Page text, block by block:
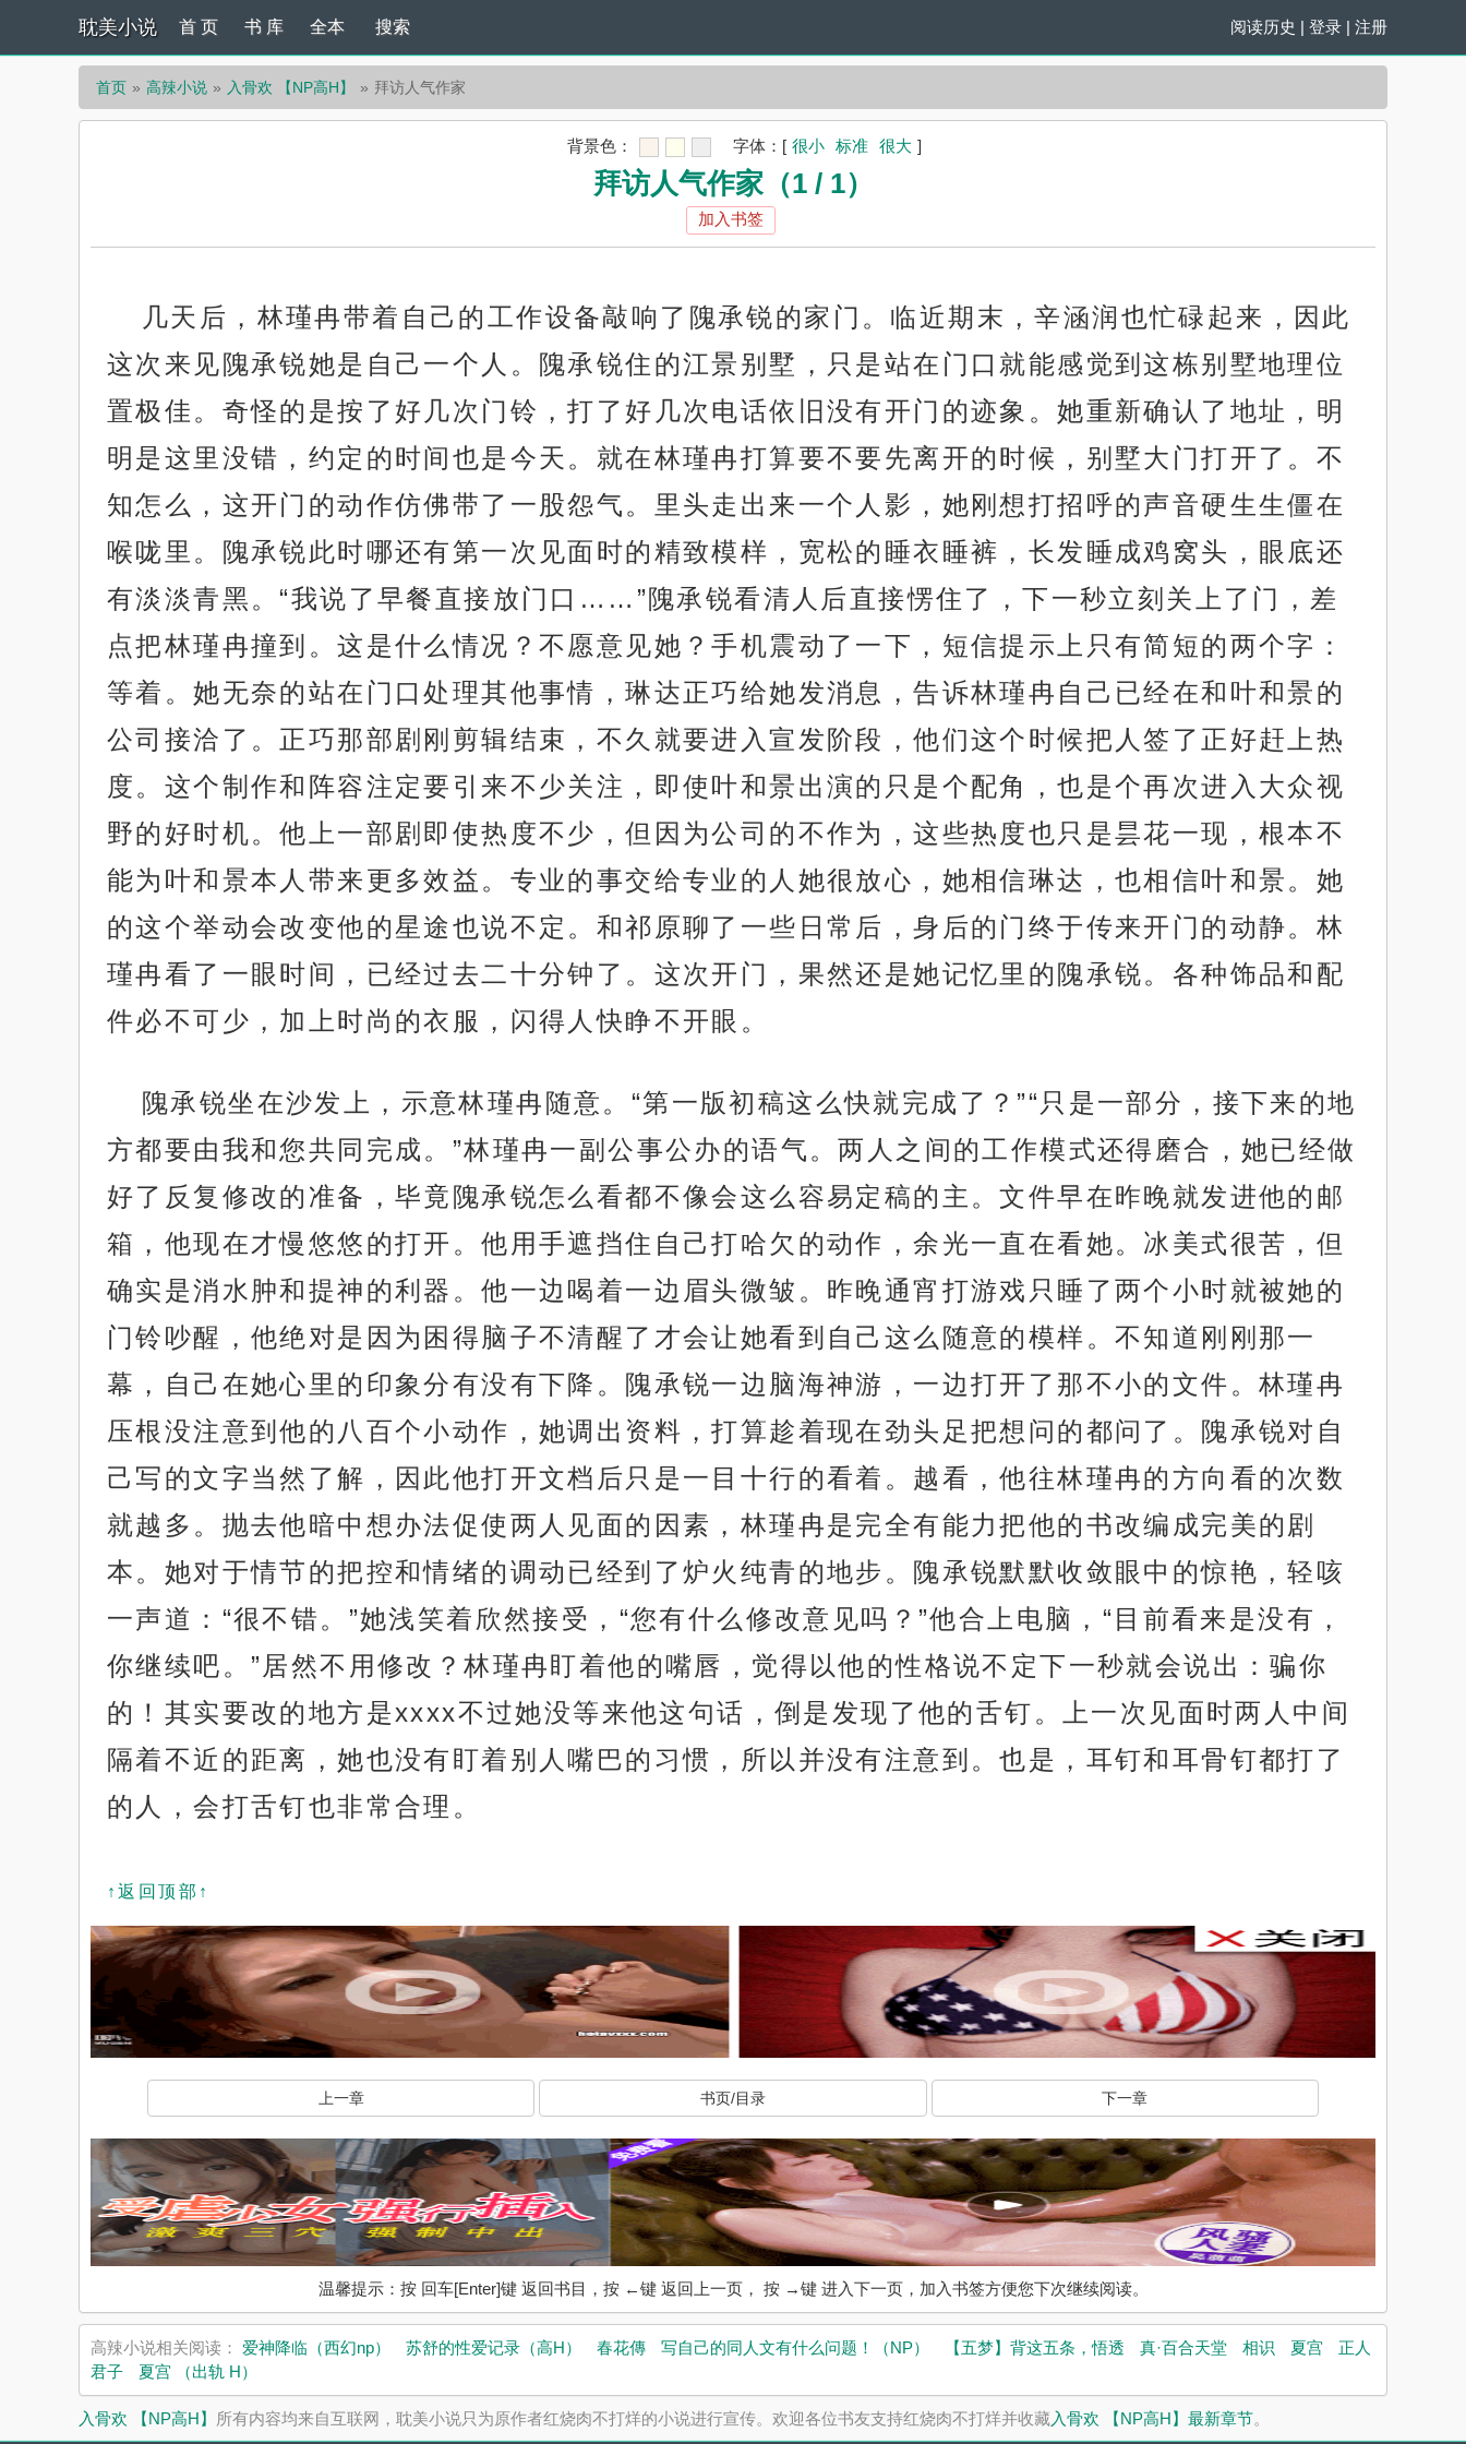
耽美小说 阅读历史 | 登录 | 注册
首 页 书 库 全本 搜索
首页 高辣小说 入骨欢 【NP高H】 拜访人气作家
背景色： 字体： [ 很小 标准 很大 ]
拜访人气作家（1 / 1）
加入书签
几天后，林瑾冉带着自己的工作设备敲响了隗承锐的家门。临近期末，辛涵润也忙碌起来，因此
这次来见隗承锐她是自己一个人。隗承锐住的江景别墅，只是站在门口就能感觉到这栋别墅地理位
置极佳。奇怪的是按了好几次门铃，打了好几次电话依旧没有开门的迹象。她重新确认了地址，明
明是这里没错，约定的时间也是今天。就在林瑾冉打算要不要先离开的时候，别墅大门打开了。不
知怎么，这开门的动作仿佛带了一股怨气。里头走出来一个人影，她刚想打招呼的声音硬生生僵在
喉咙里。隗承锐此时哪还有第一次见面时的精致模样，宽松的睡衣睡裤，长发睡成鸡窝头，眼底还
有淡淡青黑。“我说了早餐直接放门口……”隗承锐看清人后直接愣住了，下一秒立刻关上了门，差
点把林瑾冉撞到。这是什么情况？不愿意见她？手机震动了一下，短信提示上只有简短的两个字：
等着。她无奈的站在门口处理其他事情，琳达正巧给她发消息，告诉林瑾冉自己已经在和叶和景的
公司接洽了。正巧那部剧刚剪辑结束，不久就要进入宣发阶段，他们这个时候把人签了正好赶上热
度。这个制作和阵容注定要引来不少关注，即使叶和景出演的只是个配角，也是个再次进入大众视
野的好时机。他上一部剧即使热度不少，但因为公司的不作为，这些热度也只是昙花一现，根本不
能为叶和景本人带来更多效益。专业的事交给专业的人她很放心，她相信琳达，也相信叶和景。她
的这个举动会改变他的星途也说不定。和祁原聊了一些日常后，身后的门终于传来开门的动静。林
瑾冉看了一眼时间，已经过去二十分钟了。这次开门，果然还是她记忆里的隗承锐。各种饰品和配
件必不可少，加上时尚的衣服，闪得人快睁不开眼。
隗承锐坐在沙发上，示意林瑾冉随意。“第一版初稿这么快就完成了？”“只是一部分，接下来的地
方都要由我和您共同完成。”林瑾冉一副公事公办的语气。两人之间的工作模式还得磨合，她已经做
好了反复修改的准备，毕竟隗承锐怎么看都不像会这么容易定稿的主。文件早在昨晚就发进他的邮
箱，他现在才慢悠悠的打开。他用手遮挡住自己打哈欠的动作，余光一直在看她。冰美式很苦，但
确实是消水肿和提神的利器。他一边喝着一边眉头微皱。昨晚通宵打游戏只睡了两个小时就被她的
门铃吵醒，他绝对是因为困得脑子不清醒了才会让她看到自己这么随意的模样。不知道刚刚那一
幕，自己在她心里的印象分有没有下降。隗承锐一边脑海神游，一边打开了那不小的文件。林瑾冉
压根没注意到他的八百个小动作，她调出资料，打算趁着现在劲头足把想问的都问了。隗承锐对自
己写的文字当然了解，因此他打开文档后只是一目十行的看着。越看，他往林瑾冉的方向看的次数
就越多。抛去他暗中想办法促使两人见面的因素，林瑾冉是完全有能力把他的书改编成完美的剧
本。她对于情节的把控和情绪的调动已经到了炉火纯青的地步。隗承锐默默收敛眼中的惊艳，轻咳
一声道：“很不错。”她浅笑着欣然接受，“您有什么修改意见吗？”他合上电脑，“目前看来是没有，
你继续吧。”居然不用修改？林瑾冉盯着他的嘴唇，觉得以他的性格说不定下一秒就会说出：骗你
的！其实要改的地方是xxxx不过她没等来他这句话，倒是发现了他的舌钉。上一次见面时两人中间
隔着不近的距离，她也没有盯着别人嘴巴的习惯，所以并没有注意到。也是，耳钉和耳骨钉都打了
的人，会打舌钉也非常合理。
↑返回顶部↑
上一章 书页/目录 下一章
温馨提示：按 回车[Enter]键 返回书目，按 ←键 返回上一页， 按 →键 进入下一页，加入书签方便您下次继续阅读。
高辣小说相关阅读： 爱神降临（西幻np） 苏舒的性爱记录（高H） 春花傳 写自己的同人文有什么问题！（NP） 【五梦】背这五条，悟透 真·百合天堂 相识 夏宫
正人
君子
夏宫 （出轨 H）
入骨欢 【NP高H】 所有内容均来自互联网，耽美小说只为原作者红烧肉不打烊的小说进行宣传。欢迎各位书友支持红烧肉不打烊并收藏 入骨欢 【NP高H】最新章节。